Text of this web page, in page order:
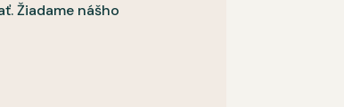
Žiadame nášho